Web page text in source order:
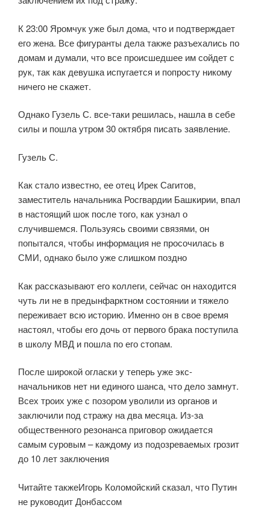
К 23:00 Яромчук уже был дома, что и подтверждает
его жена. Все фигуранты дела также разъехались по
домам и думали, что все происшедшее им сойдет с
рук, так как девушка испугается и попросту никому
ничего не скажет.
Однако Гузель С. все-таки решилась, нашла в себе
силы и пошла утром 30 октября писать заявление.
Гузель С.
Как стало известно, ее отец Ирек Сагитов,
заместитель начальника Росгвардии Башкирии, впал
в настоящий шок после того, как узнал о
случившемся. Пользуясь своими связями, он
попытался, чтобы информация не просочилась в
СМИ, однако было уже слишком поздно
Как рассказывают его коллеги, сейчас он находится
чуть ли не в предынфарктном состоянии и тяжело
переживает всю историю. Именно он в свое время
настоял, чтобы его дочь от первого брака поступила
в школу МВД и пошла по его стопам.
После широкой огласки у теперь уже экс-
начальников нет ни единого шанса, что дело замнут.
Всех троих уже с позором уволили из органов и
заключили под стражу на два месяца. Из-за
общественного резонанса приговор ожидается
самым суровым – каждому из подозреваемых грозит
до 10 лет заключения
Читайте такжеИгорь Коломойский сказал, что Путин
не руководит Донбассом